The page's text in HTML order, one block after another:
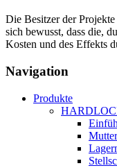
Die Besitzer der
sich bewusst, dass die,
Kosten und des Effekts
Navigation
Produkte